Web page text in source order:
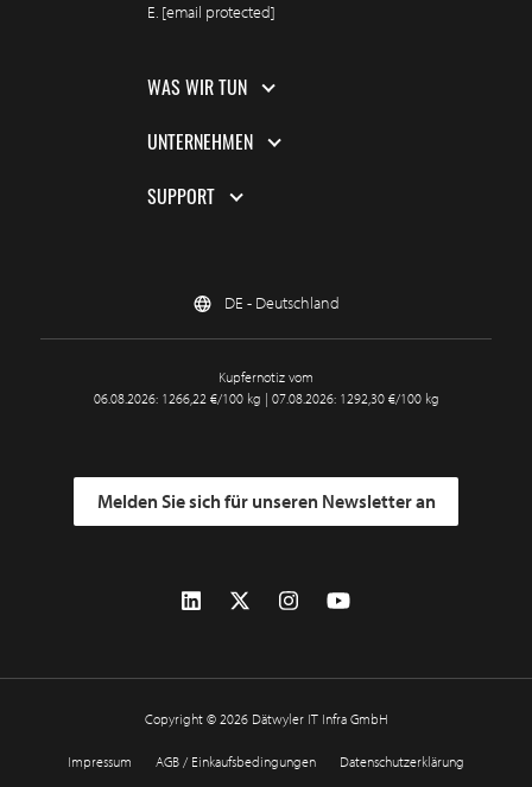
E. [email protected]
WAS WIR TUN
UNTERNEHMEN
SUPPORT
DE - Deutschland
Kupfernotiz vom
06.08.2026: 1266,22 €/100 kg | 07.08.2026: 1292,30 €/100 kg
Melden Sie sich für unseren Newsletter an
Copyright © 2026 Dätwyler IT Infra GmbH
Impressum AGB / Einkaufsbedingungen Datenschutzerklärung